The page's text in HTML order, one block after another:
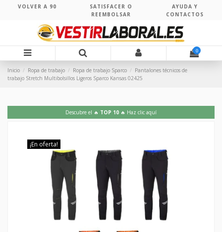
VOLVER A 90
SATISFACER O
REEMBOLSAR
AYUDA Y
CONTACTOS
0
Inicio Ropa de trabajo Ropa de trabajo Sparco
Pantalones técnicos de
trabajo Stretch Multibolsillos Ligeros Sparco Kansas 02425
Descubre el 🔥 TOP 10 🔥 Haz clic aquí
¡En oferta!